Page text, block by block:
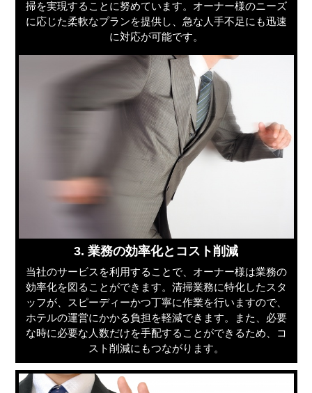
掃を実現することに努めています。オーナー様のニーズ
に応じた柔軟なプランを提供し、急な人手不足にも迅速
に対応が可能です。
3. 業務の効率化とコスト削減
当社のサービスを利用することで、オーナー様は業務の
効率化を図ることができます。清掃業務に特化したスタ
ッフが、スピーディーかつ丁寧に作業を行いますので、
ホテルの運営にかかる負担を軽減できます。また、必要
な時に必要な人数だけを手配することができるため、コ
スト削減にもつながります。